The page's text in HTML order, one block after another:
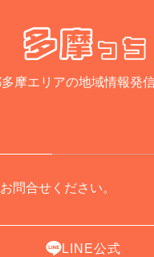
摩エリアの地域情報発
問合せください。
LINE公式